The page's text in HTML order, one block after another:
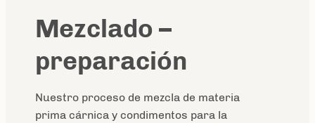
Mezclado –
preparación
Nuestro proceso de mezcla de materia
prima cárnica y condimentos para la